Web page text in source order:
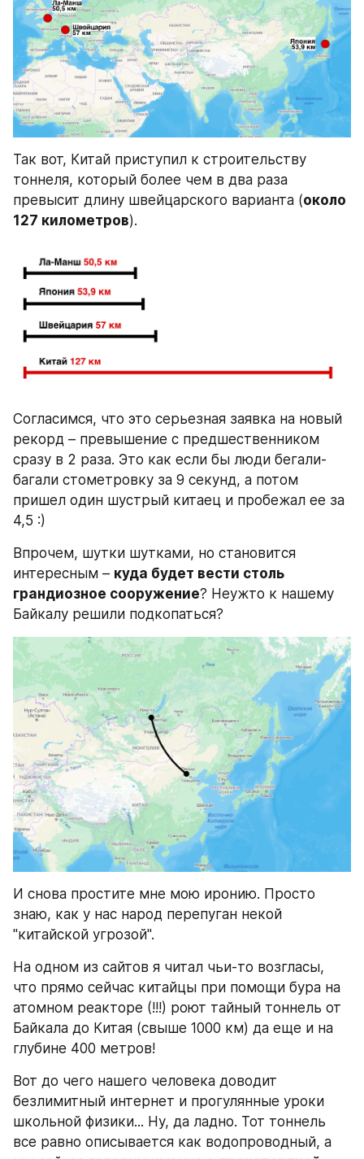
Так вот, Китай приступил к строительству
тоннеля, который более чем в два раза
превысит длину швейцарского варианта (около
127 километров).
Согласимся, что это серьезная заявка на новый
рекорд – превышение с предшественником
сразу в 2 раза. Это как если бы люди бегали-
багали стометровку за 9 секунд, а потом
пришел один шустрый китаец и пробежал ее за
4,5 :)
Впрочем, шутки шутками, но становится
интересным – куда будет вести столь
грандиозное сооружение? Неужто к нашему
Байкалу решили подкопаться?
И снова простите мне мою иронию. Просто
знаю, как у нас народ перепуган некой
"китайской угрозой".
На одном из сайтов я читал чьи-то возгласы,
что прямо сейчас китайцы при помощи бура на
атомном реакторе (!!!) роют тайный тоннель от
Байкала до Китая (свыше 1000 км) да еще и на
глубине 400 метров!
Вот до чего нашего человека доводит
безлимитный интернет и прогулянные уроки
школьной физики... Ну, да ладно. Тот тоннель
все равно описывается как водопроводный, а